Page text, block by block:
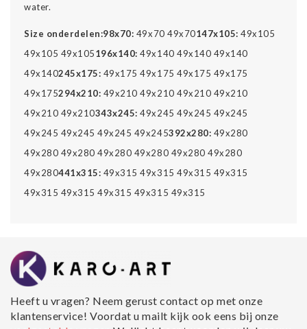
water.
Size onderdelen:98x70: 49x70 49x70147x105: 49x105
49x105 49x105196x140: 49x140 49x140 49x140
49x140245x175: 49x175 49x175 49x175 49x175
49x175294x210: 49x210 49x210 49x210 49x210
49x210 49x210343x245: 49x245 49x245 49x245
49x245 49x245 49x245 49x245392x280: 49x280
49x280 49x280 49x280 49x280 49x280 49x280
49x280441x315: 49x315 49x315 49x315 49x315
49x315 49x315 49x315 49x315 49x315
Heeft u vragen? Neem gerust contact op met onze
klantenservice! Voordat u mailt kijk ook eens bij onze